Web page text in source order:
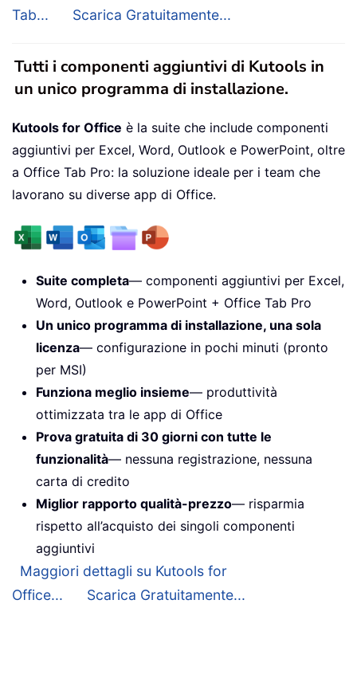
Tab...
Scarica Gratuitamente...
Tutti i componenti aggiuntivi di Kutools in
un unico programma di installazione.
Kutools for Office è la suite che include componenti
aggiuntivi per Excel, Word, Outlook e PowerPoint, oltre
a Office Tab Pro: la soluzione ideale per i team che
lavorano su diverse app di Office.
Suite completa— componenti aggiuntivi per Excel,
Word, Outlook e PowerPoint + Office Tab Pro
Un unico programma di installazione, una sola
licenza— configurazione in pochi minuti (pronto
per MSI)
Funziona meglio insieme— produttività
ottimizzata tra le app di Office
Prova gratuita di 30 giorni con tutte le
funzionalità— nessuna registrazione, nessuna
carta di credito
Miglior rapporto qualità-prezzo— risparmia
rispetto all’acquisto dei singoli componenti
aggiuntivi
Maggiori dettagli su Kutools for
Office...
Scarica Gratuitamente...